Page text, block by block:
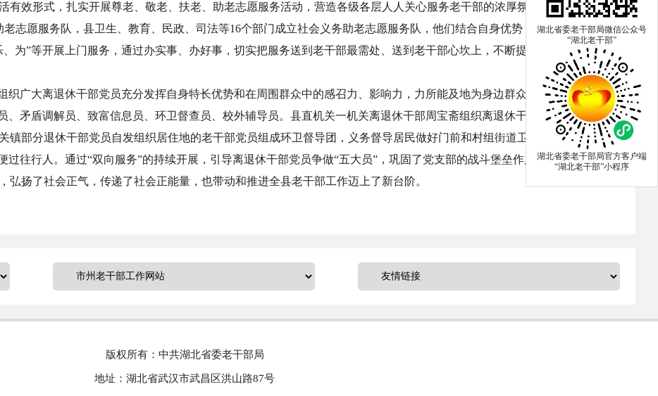
有效形式，扎实开展尊老、敬老、扶老、助老志愿服务活动，营造各级各层人人关心服务老干部的浓厚氛围。目前，全县
志愿服务队，县卫生、教育、民政、司法等16个部门成立社会义务助老志愿服务队，他们结合自身优势，走门访户、倾
为”等开展上门服务，通过办实事、办好事，切实把服务送到老干部最需处、送到老干部心坎上，不断提升老干部党员的
广大离退休干部党员充分发挥自身特长优势和在周围群众中的感召力、影响力，力所能及地为身边群众办实事、办好
、矛盾调解员、致富信息员、环卫督查员、校外辅导员。县直机关一机关离退休干部周宝斋组织离退休干部党员义务为青
镇部分退休干部党员自发组织居住地的老干部党员组成环卫督导团，义务督导居民做好门前和村组街道卫生保洁，协助城
过往行人。通过“双向服务”的持续开展，引导离退休干部党员争做“五大员”，巩固了党支部的战斗堡垒作用，增强了老干
扬了社会正气，传递了社会正能量，也带动和推进全县老干部工作迈上了新台阶。
版权所有：中共湖北省委老干部局
地址：湖北省武汉市武昌区洪山路87号
湖北省委老干部局微信公众号
“湖北老干部”
湖北省委老干部局官方客户端
“湖北老干部”小程序